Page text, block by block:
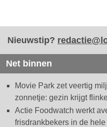
Nieuwstip?
Net binnen
Movie Park zet veertig
zonnetje: gezin krijgt
Actie Foodwatch werkt
frisdrankbekers in de